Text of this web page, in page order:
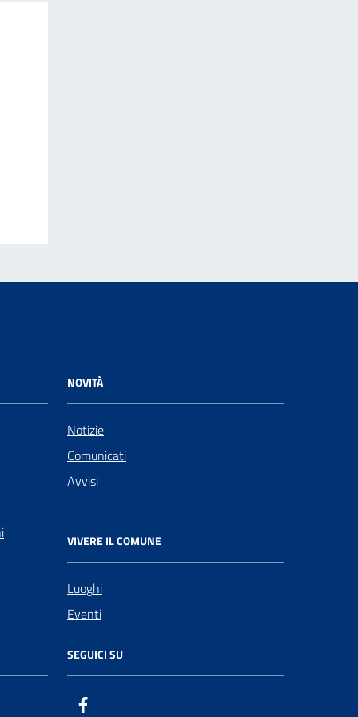
NOVITÀ
Notizie
Comunicati
Avvisi
VIVERE IL COMUNE
Luoghi
Eventi
SEGUICI SU